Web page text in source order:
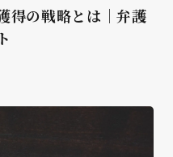
得の戦略とは｜弁護